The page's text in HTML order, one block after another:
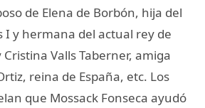
de Elena de Borbón, hija del
I y hermana del actual rey de
Cristina Valls Taberner, amiga
reina de España, etc. Los
que Mossack Fonseca ayudó